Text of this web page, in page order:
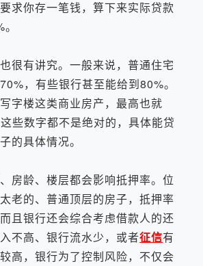
求你存一笔钱，算下来实际贷款
有讲究。一般来说，普通住宅
，有些银行甚至能给到80%。
字楼这类商业房产，最高也就
些数字都不是绝对的，具体能贷
的具体情况。
龄、楼层都会影响抵押率。位
老的、普通顶层的房子，抵押率
且银行还会综合考虑借款人的还
不高、银行流水少，或者征信有
高，银行为了控制风险，不仅会